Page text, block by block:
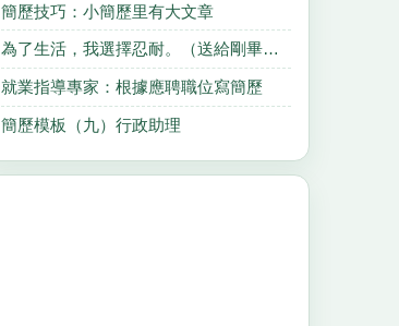
簡歷技巧：小簡歷里有大文章
為了生活，我選擇忍耐。（送給剛畢業的學生）
就業指導專家：根據應聘職位寫簡歷
簡歷模板（九）行政助理